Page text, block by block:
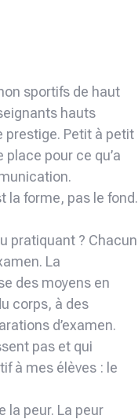
sportifs de haut
hauts
prestige. Petit à petit
place pour ce qu’a
la forme, pas le fond.
pratiquant ? Chacun
La
des moyens en
corps, à des
d’examen.
pas et qui
à mes élèves : le
la peur. La peur